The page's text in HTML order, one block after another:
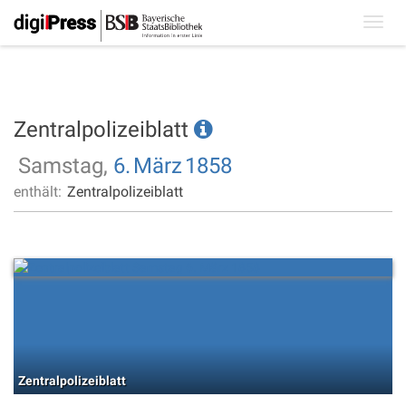
Zentralpolizeiblatt
Samstag, 6. März 1858
enthält: Zentralpolizeiblatt
Zentralpolizeiblatt